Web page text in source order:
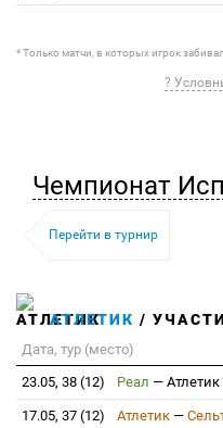
* Только матчи, в которых игрок
?
Чемпионат
Перейти в турнир
АТЛЕТИК /
Дата, тур (место)
23.05, 38 (12)
Реал — Атлетик
17.05, 37 (12) Атлетик —